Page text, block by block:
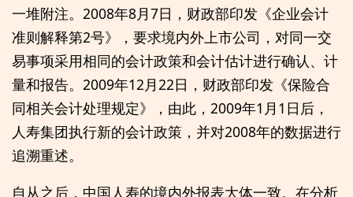
一堆附注。2008年8月7日，财政部印发《企业会计
准则解释第2号》，要求境内外上市公司，对同一交
易事项采用相同的会计政策和会计估计进行确认、计
量和报告。2009年12月22日，财政部印发《保险合
同相关会计处理规定》，由此，2009年1月1日后，
人寿集团执行新的会计政策，并对2008年的数据进行
追溯重述。
自从之后，中国人寿的境内外报表大体一致。在分析